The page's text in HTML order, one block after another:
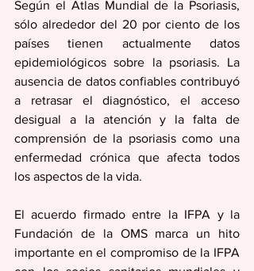
Según el Atlas Mundial de la Psoriasis,
sólo alrededor del 20 por ciento de los
países tienen actualmente datos
epidemiológicos sobre la psoriasis. La
ausencia de datos confiables contribuyó
a retrasar el diagnóstico, el acceso
desigual a la atención y la falta de
comprensión de la psoriasis como una
enfermedad crónica que afecta todos
los aspectos de la vida.
El acuerdo firmado entre la IFPA y la
Fundación de la OMS marca un hito
importante en el compromiso de la IFPA